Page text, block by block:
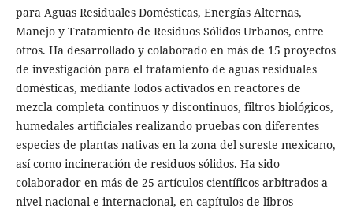
para Aguas Residuales Domésticas, Energías Alternas,
Manejo y Tratamiento de Residuos Sólidos Urbanos, entre
otros. Ha desarrollado y colaborado en más de 15 proyectos
de investigación para el tratamiento de aguas residuales
domésticas, mediante lodos activados en reactores de
mezcla completa continuos y discontinuos, filtros biológicos,
humedales artificiales realizando pruebas con diferentes
especies de plantas nativas en la zona del sureste mexicano,
así como incineración de residuos sólidos. Ha sido
colaborador en más de 25 artículos científicos arbitrados a
nivel nacional e internacional, en capítulos de libros